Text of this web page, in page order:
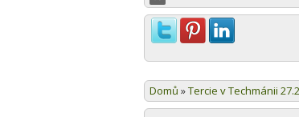
Domů »Tercie v Techmánii